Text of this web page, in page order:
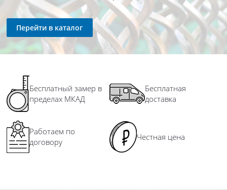
Перейти в каталог
Бесплатный замер в
пределах МКАД
Бесплатная
доставка
Работаем по
договору
Честная цена